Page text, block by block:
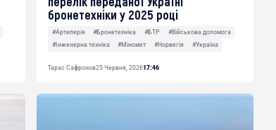
бронетехніки у 2025 році
#Артилерія #Бронетехніка #БТР
#Військова допомога
#Інженерна техніка
#Міномет #Норвегія #Україна
Тарас Сафронов25 Червня, 202617:46